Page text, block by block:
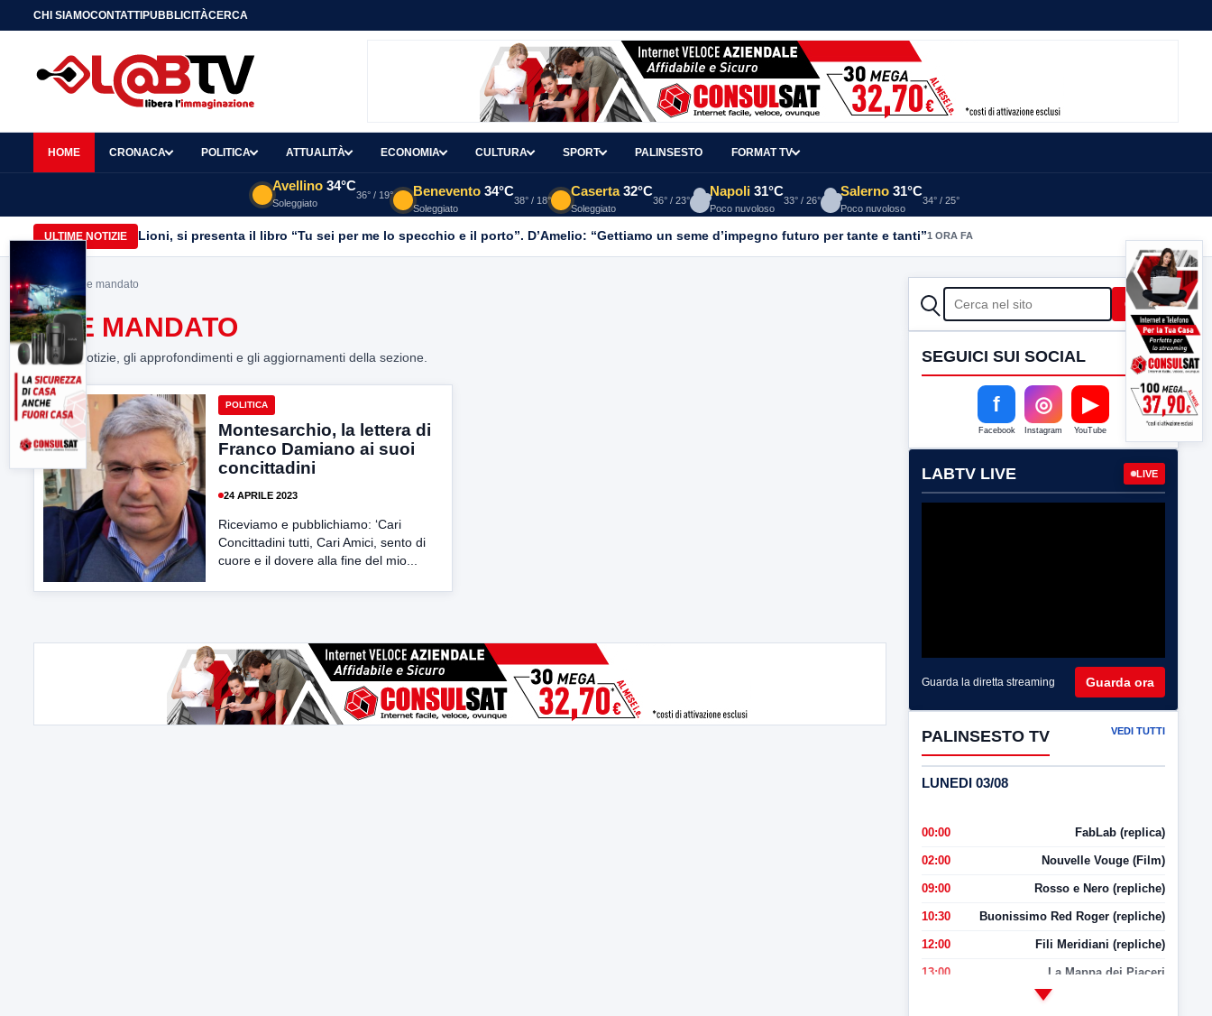
CHI SIAMOCONTATTIPUBBLICITÀCERCA
HOME CRONACA POLITICA ATTUALITÀ ECONOMIA CULTURA SPORT PALINSESTO FORMAT TV
Avellino 34°C
Soleggiato
36° / 19° Benevento 34°C
Soleggiato
38° / 18°
Caserta 32°C
Soleggiato
36° / 23°
Napoli 31°C
Poco nuvoloso
33° / 26°
Salerno 31°C
Poco nuvoloso
34° / 25°
ULTIME NOTIZIE Lioni, si presenta il libro “Tu sei per me lo specchio e il porto”. D’Amelio: “Gettiamo un seme d’impegno futuro per tante e tanti”1 ORA FA
Home> fine mandato
FINE MANDATO
Tutte le notizie, gli approfondimenti e gli aggiornamenti della sezione.
POLITICA
Montesarchio, la lettera di
Franco Damiano ai suoi
concittadini
24 APRILE 2023
Riceviamo e pubblichiamo: ‘Cari
Concittadini tutti, Cari Amici, sento di
cuore e il dovere alla fine del mio...
CERCA Cerca
SEGUICI SUI SOCIAL
f
Facebook
◎
Instagram
▶
YouTube
LABTV LIVE LIVE
Guarda la diretta streaming Guarda ora
PALINSESTO TV VEDI TUTTI
LUNEDI 03/08
00:00 FabLab (replica)
02:00 Nouvelle Vouge (Film)
09:00 Rosso e Nero (repliche)
10:30 Buonissimo Red Roger (repliche)
12:00 Fili Meridiani (repliche)
13:00 La Mappa dei Piaceri